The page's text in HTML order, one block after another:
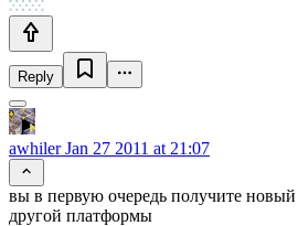
Reply
awhilerJan 27 2011 at 21:07
вы в первую очередь получите
другой платформы